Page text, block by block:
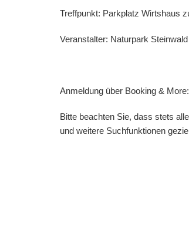
Treffpunkt: Parkplatz Wirtshaus
Veranstalter: Naturpark Steinwald
Anmeldung über Booking & More:
Bitte beachten Sie, dass stets
und weitere Suchfunktionen